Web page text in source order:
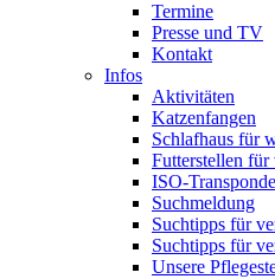
Termine
Presse und TV
Kontakt
Infos
Aktivitäten
Katzenfangen
Schlafhaus für
Futterstellen für
ISO-
Suchmeldung
Suchtipps für
Suchtipps für
Unsere